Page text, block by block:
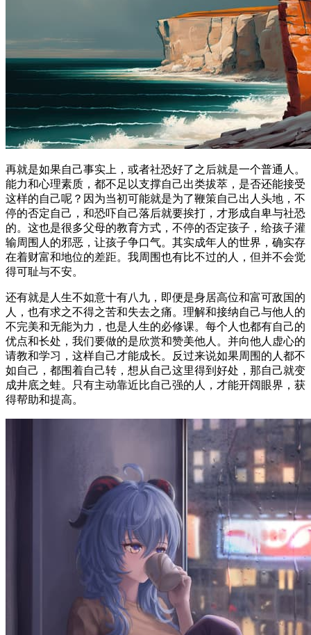
再就是如果自己事实上，或者社恐好了之后就是一个普通人。
能力和心理素质，都不足以支撑自己出类拔萃，是否还能接受
这样的自己呢？因为当初可能就是为了鞭策自己出人头地，不
停的否定自己，和恐吓自己落后就要挨打，才形成自卑与社恐
的。这也是很多父母的教育方式，不停的否定孩子，给孩子灌
输周围人的邪恶，让孩子争口气。其实成年人的世界，确实存
在着财富和地位的差距。我周围也有比不过的人，但并不会觉
得可耻与不安。
还有就是人生不如意十有八九，即便是身居高位和富可敌国的
人，也有求之不得之苦和失去之痛。理解和接纳自己与他人的
不完美和无能为力，也是人生的必修课。每个人也都有自己的
优点和长处，我们要做的是欣赏和赞美他人。并向他人虚心的
请教和学习，这样自己才能成长。反过来说如果周围的人都不
如自己，都围着自己转，想从自己这里得到好处，那自己就变
成井底之蛙。只有主动靠近比自己强的人，才能开阔眼界，获
得帮助和提高。